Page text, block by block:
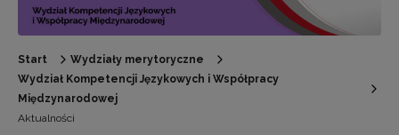
Start
Wydziały merytoryczne
Wydział Kompetencji Językowych i Współpracy
Międzynarodowej
Aktualności